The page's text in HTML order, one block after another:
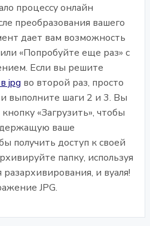
процессу онлайн
преобразования вашего
дает вам возможность
«Попробуйте еще раз» с
Если вы решите
jpg во второй раз, просто
выполните шаги 2 и 3. Вы
«Загрузить», чтобы
ваше
получить доступ к своей
папку, используя
и вуаля!
JPG.